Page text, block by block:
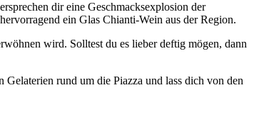
dir eine Geschmacksexplosion der
ein Glas Chianti-Wein aus der Region.
wird. Solltest du es lieber deftig mögen, dann
rund um die Piazza und lass dich von den